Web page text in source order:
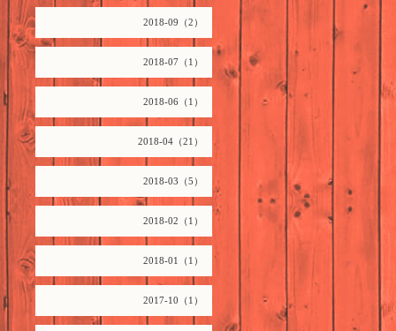
2018-09（2）
2018-07（1）
2018-06（1）
2018-04（21）
2018-03（5）
2018-02（1）
2018-01（1）
2017-10（1）